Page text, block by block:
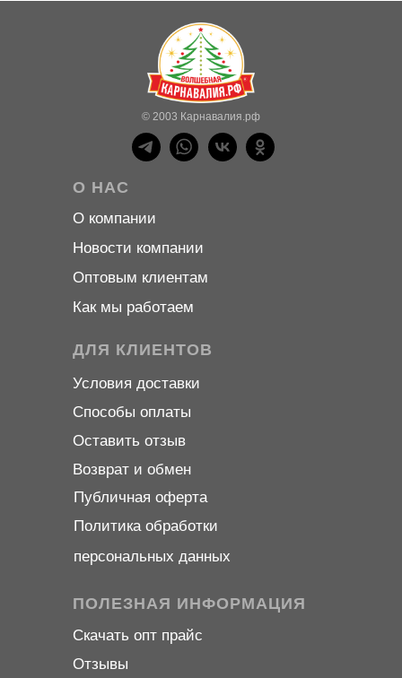
О НАС
ДЛЯ КЛИЕНТОВ
ПОЛЕЗНАЯ ИНФОРМАЦИЯ
© 2003 Карнавалия.рф
Условия доставки
Возврат и обмен
Способы оплаты
Оставить отзыв
О компании
Оптовым клиентам
Новости компании
Скачать опт прайс
Отзывы
Как мы работаем
Публичная оферта
Политика обработки
персональных данных